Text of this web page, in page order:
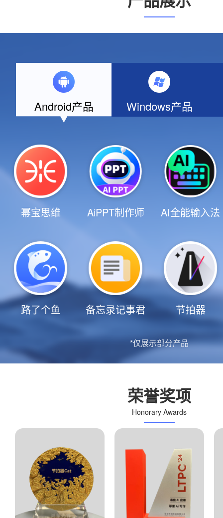
Android产品 Windows产品
幂宝思维 AiPPT制作师 AI全能输入法
路了个鱼 备忘录记事君 节拍器
*仅展示部分产品
荣誉奖项
Honorary Awards